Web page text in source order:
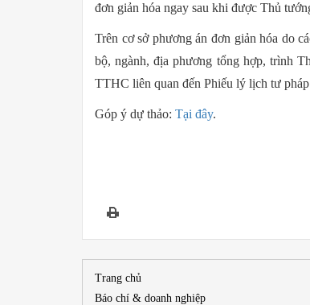
đơn giản hóa ngay sau khi được Thủ
Trên cơ sở phương án đơn giản hóa do
bộ, ngành, địa phương tổng hợp, trình
TTHC liên quan đến Phiếu lý lịch tư
Góp ý dự thảo: Tại đây.
Trang chủ
Báo chí & doanh nghiệp